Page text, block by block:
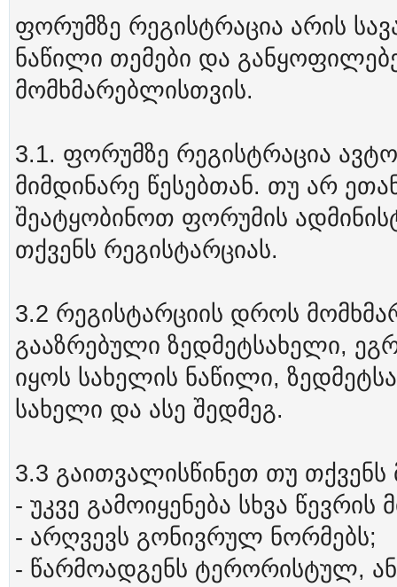
ფორუმზე რეგისტრაცია არის
ნაწილი თემები და
მომხმარებლისთვის.
3.1. ფორუმზე რეგისტრაცია
მიმდინარე წესებთან. თუ არ
შეატყობინოთ ფორუმის
თქვენს რეგისტარციას.
3.2 რეგისტარციის დროს
გააზრებული ზედმეტსახელი,
იყოს სახელის ნაწილი,
სახელი და ასე შედმეგ.
3.3 გაითვალისწინეთ თუ
- უკვე გამოიყენება სხვა წევრის
- არღვევს გონივრულ ნორმებს;
- წარმოადგენს ტერორისტულ,